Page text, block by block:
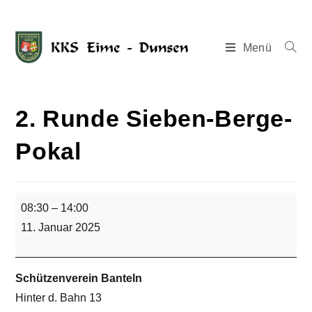
Menü
2. Runde Sieben-Berge-
Pokal
08:30 – 14:00
11. Januar 2025
Schützenverein Banteln
Hinter d. Bahn 13